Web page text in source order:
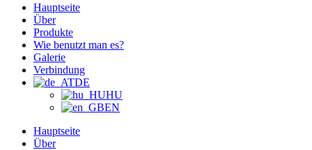
Hauptseite
Über
Produkte
Wie benutzt man es?
Galerie
Verbindung
DE
HU
EN
Hauptseite
Über